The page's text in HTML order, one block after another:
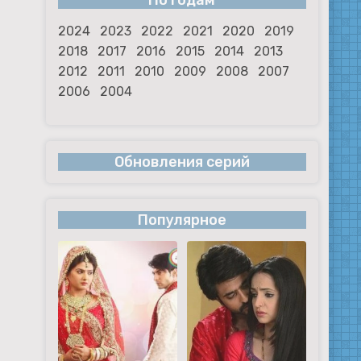
2024 2023 2022 2021 2020
2019
2018
2017 2016 2015 2014
2013
2012
2011 2010 2009 2008
2007
2006
2004
Обновления серий
Популярное